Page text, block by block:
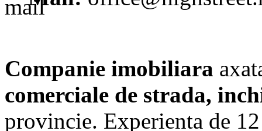
Companie imobiliara
comerciale de strada,
provincie. Experienta de